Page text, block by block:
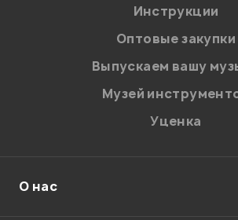
Инструкции
Оптовые закупки
Выпускаем вашу
Музей
Уценка
О нас